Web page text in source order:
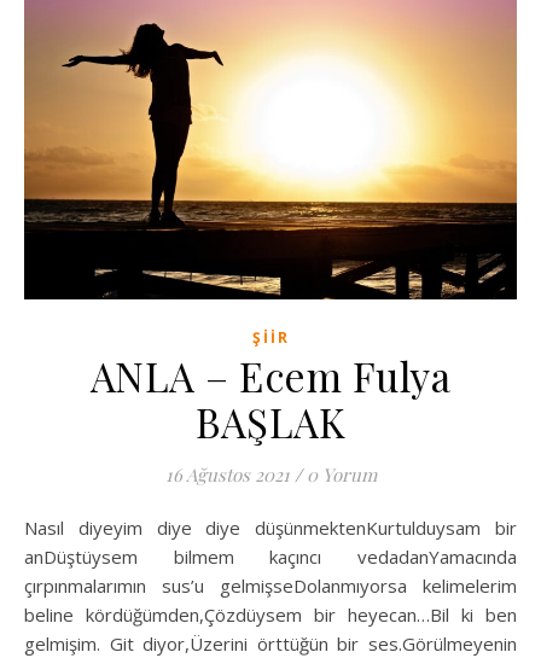
ŞIIR
ANLA – Ecem Fulya
BAŞLAK
16 Ağustos 2021 / 0 Yorum
Nasıl diyeyim diye diye düşünmektenKurtulduysam bir
anDüştüysem bilmem kaçıncı vedadanYamacında
çırpınmalarımın sus’u gelmişseDolanmıyorsa kelimelerim
beline kördüğümden,Çözdüysem bir heyecan…Bil ki ben
gelmişim. Git diyor,Üzerini örttüğün bir ses.Görülmeyenin